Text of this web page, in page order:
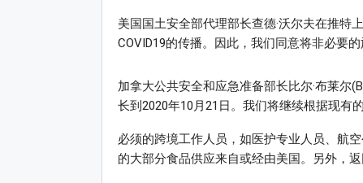
美国国土安全部代理部长查德·沃尔夫在推特
COVID19的传播。因此，我们同意将非必要
加拿大公共安全和应急准备部长比尔·布莱尔
长到2020年10月21日。我们将继续根据现有
必须的跨境工作人员，如医护专业人员、航
的大部分食品供应来自或经由美国。另外，